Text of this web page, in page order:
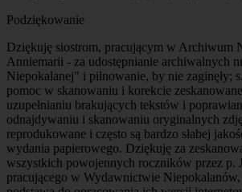
Podziękowanie
Dziękuję siostrom, pracującym w Archiwum
Anniemarii - za udostępnianie archiwalnych
Niepokalanej" i pilnowanie, by nie zaginęły;
pomoc w skanowaniu i korekcie
uzupełnianiu brakujących tekstów i
odnajdywaniu i skanowaniu oryginalnych
reprodukowane i często są bardzo słabej
wydania papierowego. Dziękuję za
wszystkich powojennych roczników przez p.
pracującego w Wydawnictwie Niepokalanów,